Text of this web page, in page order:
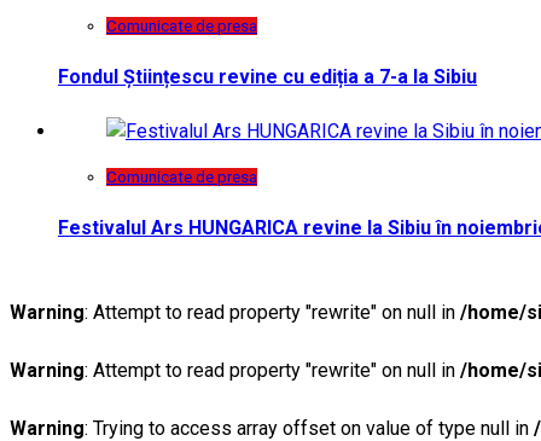
Comunicate de presa
Fondul Științescu revine cu ediția a 7-a la Sibiu
Comunicate de presa
Festivalul Ars HUNGARICA revine la Sibiu în
Warning: Attempt to read property "rewrite" on null in /home/
Warning: Attempt to read property "rewrite" on null in /home/
Warning: Trying to access array offset on value of type null in